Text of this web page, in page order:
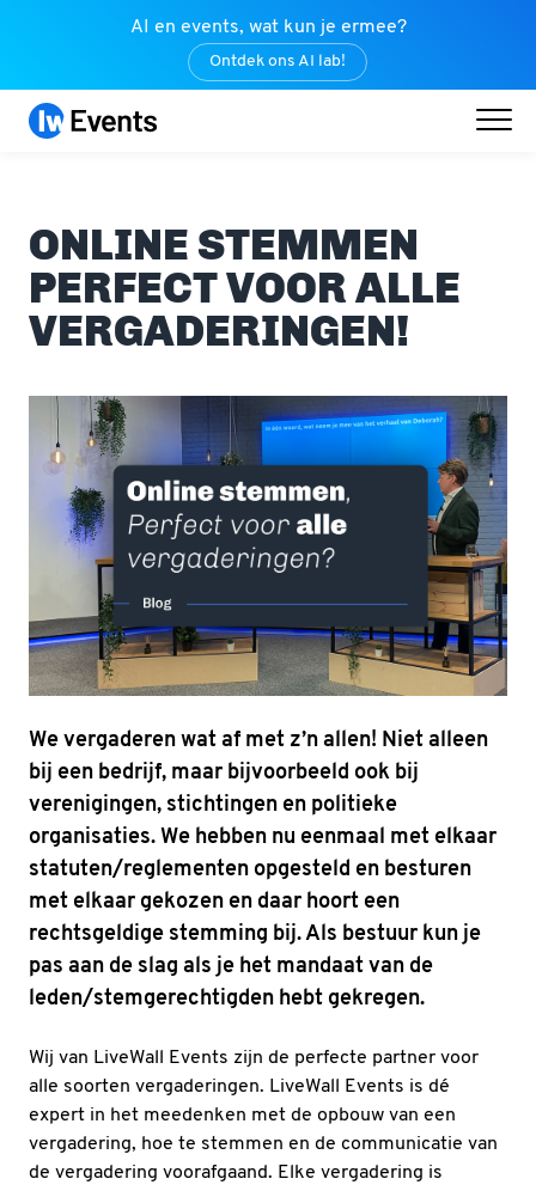
AI en events, wat kun je ermee?
Ontdek ons AI lab!
ONLINE STEMMEN
PERFECT VOOR ALLE
VERGADERINGEN!
We vergaderen wat af met z’n allen! Niet alleen
bij een bedrijf, maar bijvoorbeeld ook bij
verenigingen, stichtingen en politieke
organisaties. We hebben nu eenmaal met elkaar
statuten/reglementen opgesteld en besturen
met elkaar gekozen en daar hoort een
rechtsgeldige stemming bij. Als bestuur kun je
pas aan de slag als je het mandaat van de
leden/stemgerechtigden hebt gekregen.
Wij van LiveWall Events zijn de perfecte partner voor
alle soorten vergaderingen. LiveWall Events is dé
expert in het meedenken met de opbouw van een
vergadering, hoe te stemmen en de communicatie van
de vergadering voorafgaand. Elke vergadering is